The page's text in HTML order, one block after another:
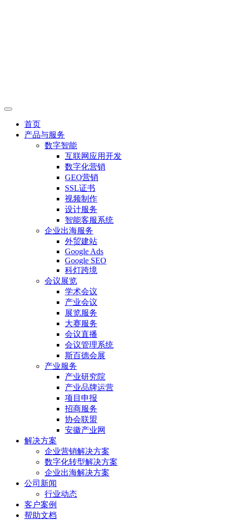
首页
产品与服务
数字智能
互联网应用开发
数字化营销
GEO营销
SSL证书
视频制作
设计服务
智能客服系统
企业出海服务
外贸建站
Google Ads
Google SEO
科灯跨境
会议展览
学术会议
产业会议
展览服务
大赛服务
会议直播
会议管理系统
斯百德会展
产业服务
产业研究院
产业品牌运营
项目申报
招商服务
协会联盟
安徽产业网
解决方案
企业营销解决方案
数字化转型解决方案
企业出海解决方案
公司新闻
行业动态
客户案例
帮助文档